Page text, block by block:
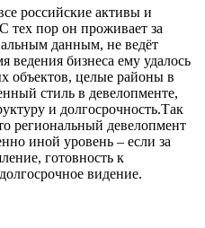
российские активы и
тех пор он проживает за
данным, не ведёт
ведения бизнеса ему удалось
объектов, целые районы в
стиль в девелопменте,
и долгосрочность.Так
региональный девелопмент
иной уровень – если за
готовность к
видение.